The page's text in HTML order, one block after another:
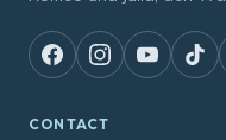
CONTACT